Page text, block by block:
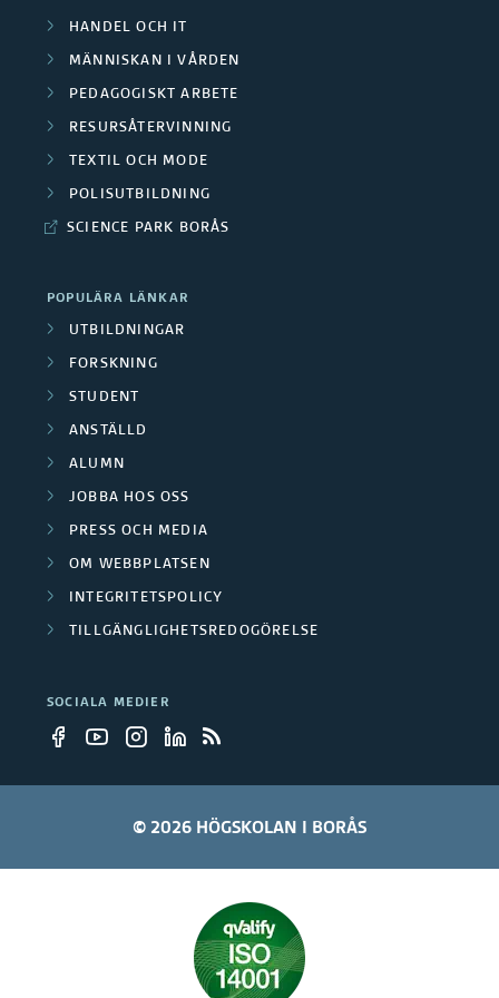
HANDEL OCH IT
MÄNNISKAN I VÅRDEN
PEDAGOGISKT ARBETE
RESURSÅTERVINNING
TEXTIL OCH MODE
POLISUTBILDNING
SCIENCE PARK BORÅS
POPULÄRA LÄNKAR
UTBILDNINGAR
FORSKNING
STUDENT
ANSTÄLLD
ALUMN
JOBBA HOS OSS
PRESS OCH MEDIA
OM WEBBPLATSEN
INTEGRITETSPOLICY
TILLGÄNGLIGHETSREDOGÖRELSE
SOCIALA MEDIER
© 2026 HÖGSKOLAN I BORÅS